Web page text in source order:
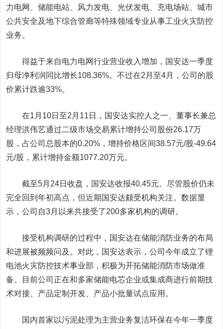
力电网、储能电站、风力发电、光伏发电、充电场站、城市
公共安全及地下综合管廊等特殊领域专业从事工业火灾防控
业务。
得益于来自电力电网行业营业收入增加，国安达一季度
归母净利润同比增长108.36%。不过在2月至4月，公司的股
价累计跌逾33%。
在1月10日至2月11日，国安达实控人之一、董事长兼总
经理洪伟艺通过二级市场交易累计增持公司股份26.17万
股，占公司总股本的0.20%，增持价格区间38.57元/股-49.64
元/股，累计增持金额1077.20万元。
截至5月24日收盘，国安达收报40.45元。尽管股价仍未
完全回到年初高点，但近期国安达颇受机构关注。数据显
示，公司自3月以来共接受了200多家机构的调研。
接受机构调研的过程中，国安达在储能消防业务的布局
和进展被频频问及。对此，国安达表示，公司今年成立了锂
电池火灾防控技术事业部，积极为开拓储能消防市场做准
备。目前公司正在和多家储能电芯企业或集成商进行前期技
术对接、产品定制开发、产品小批量试点应用。
国内首家以污泥处理为主营业务复洁环保在今年一季度